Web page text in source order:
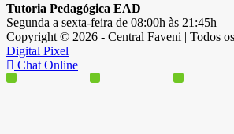
Tutoria Pedagógica EAD
Segunda a sexta-feira de 08:00h às 21:45h
Copyright © 2026 - Central Faveni | Todos
Digital Pixel
Chat Online